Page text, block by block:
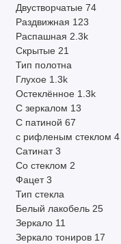
Двустворчатые 74
Раздвижная 123
Распашная 2.3k
Скрытые 21
Тип полотна
Глухое 1.3k
Остеклённое 1.3k
С зеркалом 13
С патиной 67
с рифленым стеклом 4
Сатинат 3
Со стеклом 2
Фацет 3
Тип стекла
Белый лакобель 25
Зеркало 11
Зеркало тониров 17